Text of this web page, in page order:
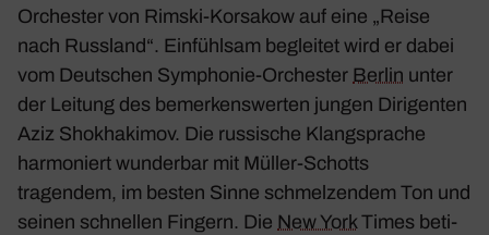
Orchester von Rimski-Korsakow auf eine „Reise
nach Russ­land“. Einfühlsam begleitet wird er dabei
vom Deut­schen Symphonie-Orchester Berlin unter
der Leitung des bemer­kens­werten jungen Diri­genten
Aziz Shok­ha­kimov. Die russi­sche Klang­sprache
harmo­niert wunderbar mit Müller-Schotts
tragendem, im besten Sinne schmel­zendem Ton und
seinen schnellen Fingern. Die New YorkTimes beti­